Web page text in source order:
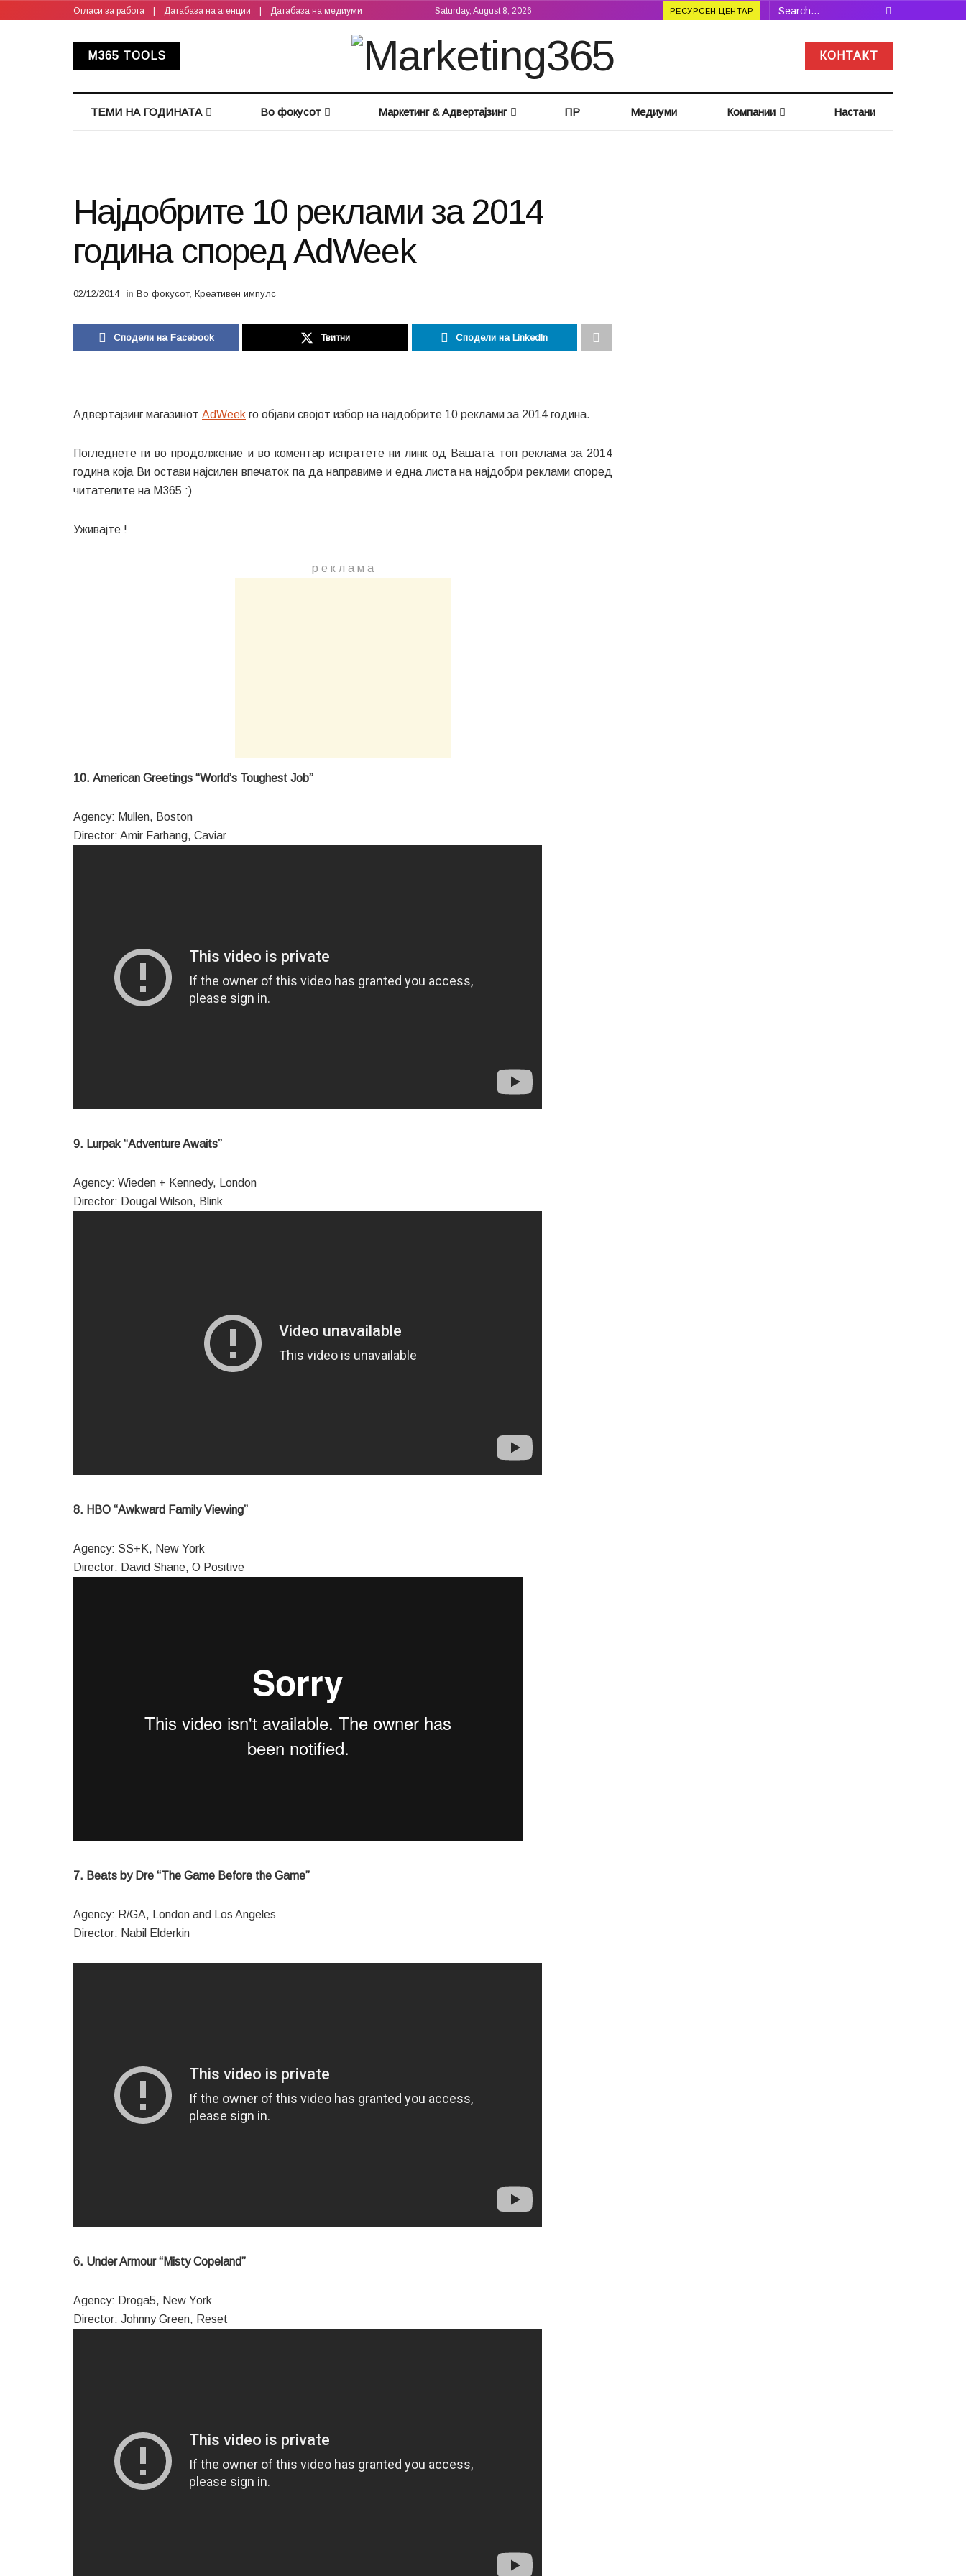
Огласи за работа Датабаза на агенции Датабаза на медиуми Saturday, August 8, 2026 РЕСУРСЕН ЦЕНТАР
M365 TOOLS КОНТАКТ
ТЕМИ НА ГОДИНАТА Во фокусот Маркетинг & Адвертајзинг ПР Медиуми Компании Настани
Најдобрите 10 реклами за 2014
година според AdWeek
02/12/2014 in Во фокусот, Креативен импулс
Сподели на Facebook Твитни Сподели на LinkedIn
Адвертајзинг магазинот AdWeek го објави својот избор на најдобрите 10 реклами за 2014 година.
Погледнете ги во продолжение и во коментар испратете ни линк од Вашата топ реклама за 2014
година која Ви остави најсилен впечаток па да направиме и една листа на најдобри реклами според
читателите на М365 :)
Уживајте !
р е к л а м a
10. American Greetings “World’s Toughest Job”
Agency: Mullen, Boston
Director: Amir Farhang, Caviar
9. Lurpak “Adventure Awaits”
Agency: Wieden + Kennedy, London
Director: Dougal Wilson, Blink
8. HBO “Awkward Family Viewing”
Agency: SS+K, New York
Director: David Shane, O Positive
7. Beats by Dre “The Game Before the Game”
Agency: R/GA, London and Los Angeles
Director: Nabil Elderkin
6. Under Armour “Misty Copeland”
Agency: Droga5, New York
Director: Johnny Green, Reset